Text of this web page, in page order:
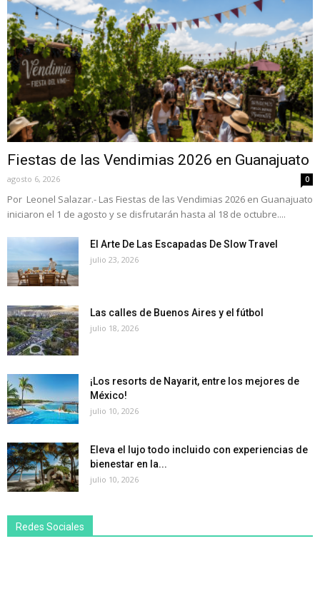
Fiestas de las Vendimias 2026 en Guanajuato
agosto 6, 2026 0
Por Leonel Salazar.- Las Fiestas de las Vendimias 2026 en Guanajuato
iniciaron el 1 de agosto y se disfrutarán hasta al 18 de octubre....
El Arte De Las Escapadas De Slow Travel
julio 23, 2026
Las calles de Buenos Aires y el fútbol
julio 18, 2026
¡Los resorts de Nayarit, entre los mejores de
México!
julio 10, 2026
Eleva el lujo todo incluido con experiencias de
bienestar en la...
julio 10, 2026
Redes Sociales